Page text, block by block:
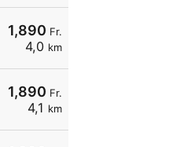
1,890 Fr.
4,0 km
1,890 Fr.
4,1 km